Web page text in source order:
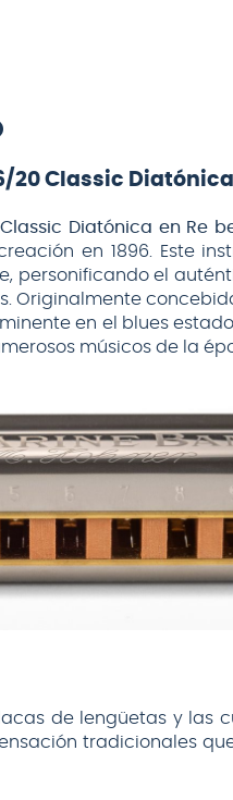
Classic Diatónica
Diatónica en Re
en 1896. Este
personificando el
Originalmente
en el blues
músicos de la
de lengüetas y las
tradicionales